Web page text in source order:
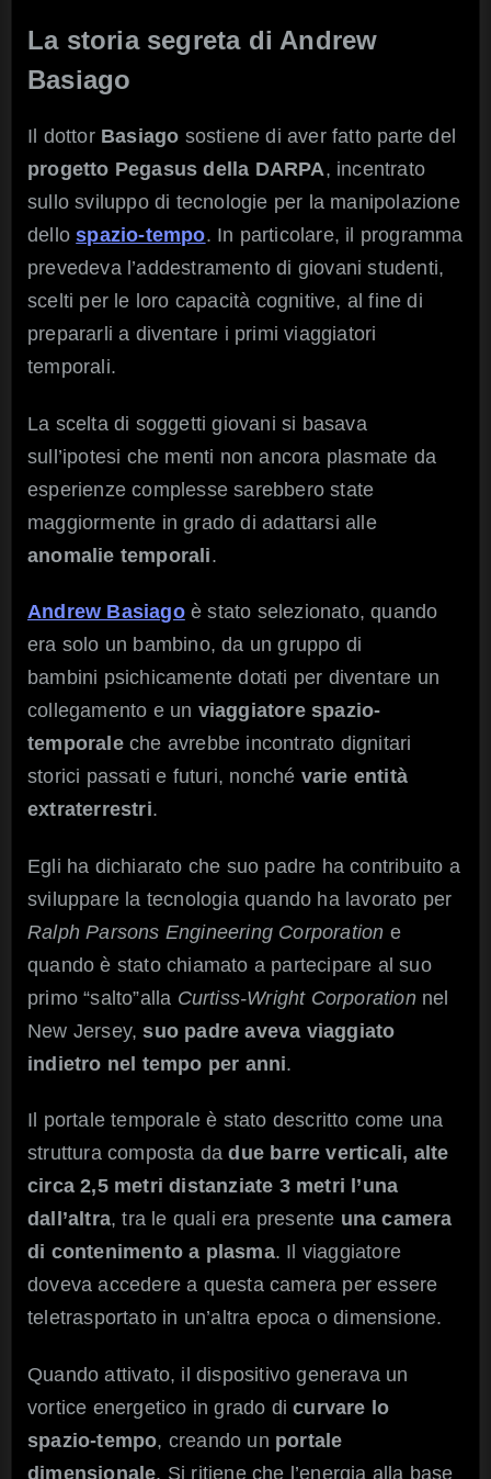
La storia segreta di Andrew
Basiago
Il dottor Basiago sostiene di aver fatto parte del
progetto Pegasus della DARPA, incentrato
sullo sviluppo di tecnologie per la manipolazione
dellospazio-tempo. In particolare, il programma
prevedeva l’addestramento di giovani studenti,
scelti per le loro capacità cognitive, al fine di
prepararli a diventare i primi viaggiatori
temporali.
La scelta di soggetti giovani si basava
sull’ipotesi che menti non ancora plasmate da
esperienze complesse sarebbero state
maggiormente in grado di adattarsi alle
anomalie temporali.
Andrew Basiagoè stato selezionato, quando
era solo un bambino, da un gruppo di
bambini psichicamente dotati per diventare un
collegamento e un viaggiatore spazio-
temporale che avrebbe incontrato dignitari
storici passati e futuri, nonché varie entità
extraterrestri.
Egli ha dichiarato che suo padre ha contribuito a
sviluppare la tecnologia quando ha lavorato per
Ralph Parsons Engineering Corporation e
quando è stato chiamato a partecipare al suo
primo “salto”alla Curtiss-Wright Corporationnel
New Jersey,suo padre aveva viaggiato
indietro nel tempo per anni.
Il portale temporale è stato descritto come una
struttura composta dadue barre verticali, alte
circa 2,5 metri distanziate 3 metri l’una
dall’altra, tra le quali era presente una camera
di contenimento a plasma. Il viaggiatore
doveva accedere a questa camera per essere
teletrasportato in un’altra epoca o dimensione.
Quando attivato, il dispositivo generava un
vortice energetico in grado dicurvare lo
spazio-tempo, creando un portale
dimensionale. Si ritiene che l’energia alla base